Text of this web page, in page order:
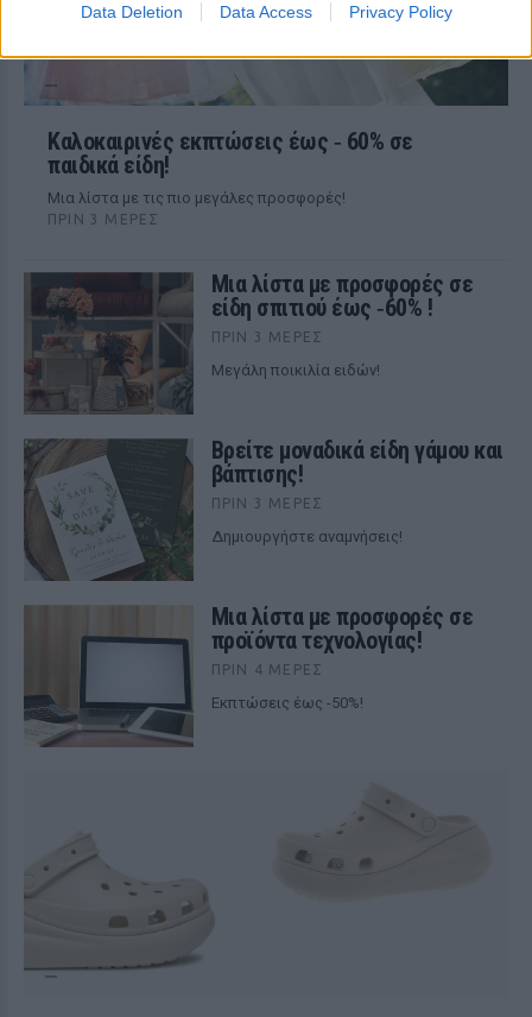
Data Deletion Data Access Privacy Policy
Καλοκαιρινές εκπτώσεις έως ‑ 60% σε
παιδικά είδη!
Μια λίστα με τις πιο μεγάλες προσφορές!
ΠΡΙΝ 3 ΜΈΡΕΣ
Μια λίστα με προσφορές σε
είδη σπιτιού έως ‑60% !
ΠΡΙΝ 3 ΜΈΡΕΣ
Μεγάλη ποικιλία ειδών!
Βρείτε μοναδικά είδη γάμου και
βάπτισης!
ΠΡΙΝ 3 ΜΈΡΕΣ
Δημιουργήστε αναμνήσεις!
Μια λίστα με προσφορές σε
προϊόντα τεχνολογίας!
ΠΡΙΝ 4 ΜΈΡΕΣ
Εκπτώσεις έως -50%!